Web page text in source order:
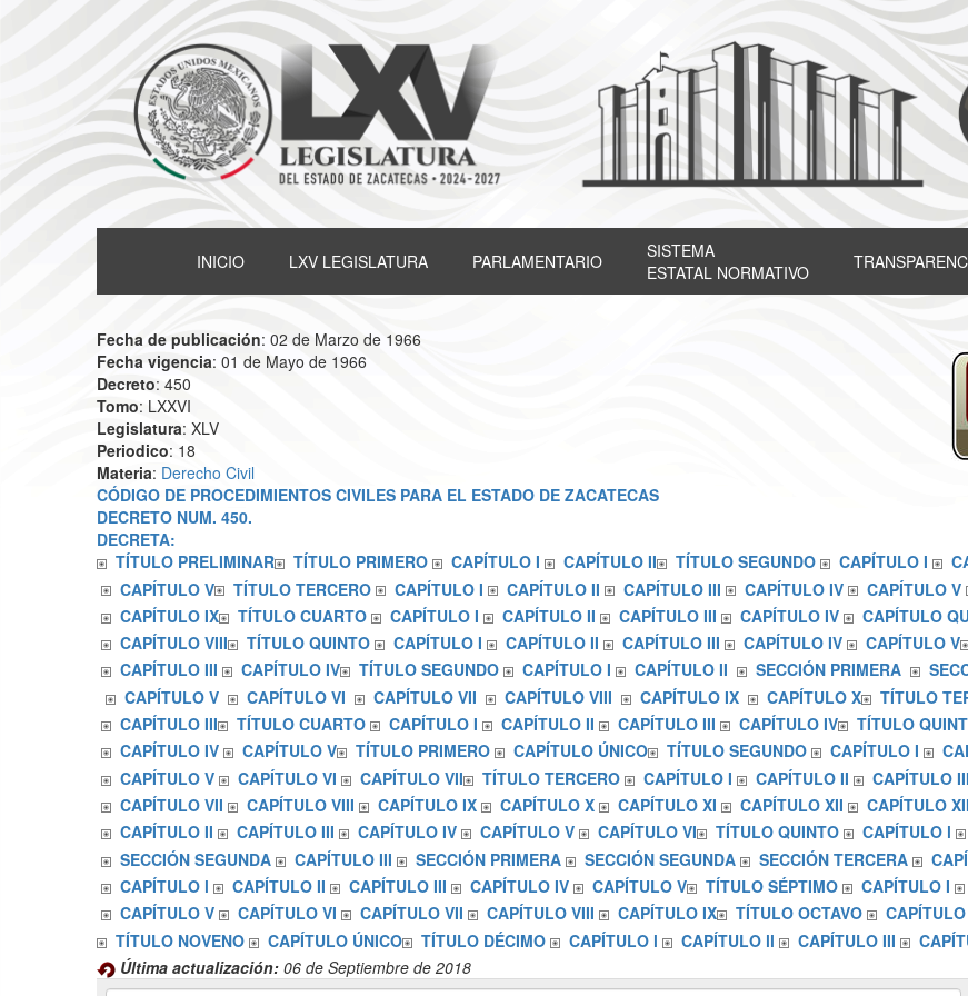
INICIO LXV LEGISLATURA PARLAMENTARIO
SISTEMA
ESTATAL NORMATIVO
Fecha de publicación: 02 de Marzo de 1966
Fecha vigencia: 01 de Mayo de 1966
Decreto: 450
Tomo: LXXVI
Legislatura: XLV
Periodico: 18
Materia: Derecho Civil
CÓDIGO DE PROCEDIMIENTOS CIVILES PARA EL ESTADO DE ZACATECAS
DECRETO NUM. 450.
DECRETA:
TÍTULO PRELIMINAR
TÍTULO PRIMERO CAPÍTULO I CAPÍTULO II TÍTULO SEGUNDO CAPÍTULO I
CAPÍTULO V
TÍTULO TERCERO CAPÍTULO I CAPÍTULO II CAPÍTULO III CAPÍTULO IV CAPÍTULO V
CAPÍTULO IX
TÍTULO CUARTO CAPÍTULO I CAPÍTULO II CAPÍTULO III CAPÍTULO IV CAPÍTULO
CAPÍTULO VIII
TÍTULO QUINTO CAPÍTULO I CAPÍTULO II CAPÍTULO III CAPÍTULO IV CAPÍTULO V
CAPÍTULO III
CAPÍTULO IV TÍTULO SEGUNDO CAPÍTULO I CAPÍTULO II SECCIÓN PRIMERA
CAPÍTULO V
CAPÍTULO VI CAPÍTULO VII CAPÍTULO VIII CAPÍTULO IX CAPÍTULO X TÍTULO
CAPÍTULO III
TÍTULO CUARTO CAPÍTULO I CAPÍTULO II CAPÍTULO III CAPÍTULO IV TÍTULO
CAPÍTULO IV
CAPÍTULO V TÍTULO PRIMERO CAPÍTULO ÚNICO TÍTULO SEGUNDO CAPÍTULO I
CAPÍTULO V
CAPÍTULO VI CAPÍTULO VII TÍTULO TERCERO CAPÍTULO I CAPÍTULO II CAPÍTULO III
CAPÍTULO VII
CAPÍTULO VIII CAPÍTULO IX CAPÍTULO X CAPÍTULO XI CAPÍTULO XII CAPÍTULO
CAPÍTULO II
CAPÍTULO III CAPÍTULO IV CAPÍTULO V CAPÍTULO VI TÍTULO QUINTO CAPÍTULO l
SECCIÓN SEGUNDA
CAPÍTULO III SECCIÓN PRIMERA SECCIÓN SEGUNDA SECCIÓN TERCERA
CAPÍTULO l
CAPÍTULO II CAPÍTULO III CAPÍTULO IV CAPÍTULO V TÍTULO SÉPTIMO CAPÍTULO I
CAPÍTULO V
CAPÍTULO VI CAPÍTULO VII CAPÍTULO VIII CAPÍTULO IX TÍTULO OCTAVO
TÍTULO NOVENO
CAPÍTULO ÚNICO TÍTULO DÉCIMO CAPÍTULO l CAPÍTULO ll CAPÍTULO III
Última actualización: 06 de Septiembre de 2018